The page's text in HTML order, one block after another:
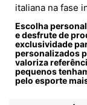
italiana na fase
Escolha
e desfrute de
exclusividade
personalizados
valoriza
pequenos
pelo esporte